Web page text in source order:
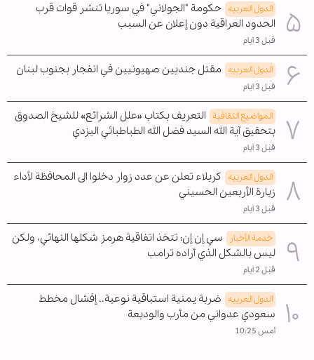
الدول العربیه حكومة "الجولاني" في سوريا تنشر قوات قرب
الحدود العراقية دون إعلان عن السبب
قبل 3 ايام
الدول العربیه مقتل جنديين صهيونيين في انفجار بجنوب لبنان
قبل 3 ايام
المواضیع الثقافية التعريف بكتاب «علل الشرائع» للشيخ الصدوق
بتحقيق آية الله السيد فضل الله الطباطبائي اليزدي
قبل 3 ايام
الدول العربیه كربلاء تعلن عن عدد زوار دخلوا الى المحافظة لأداء
زيارة الأربعين الحسيني
قبل 3 ايام
خدمة الأخبار
سي إن إن: تتخذ اتفاقية هرمز شكلها النهائي، ولكن
ليس بالشكل الذي أراده ترامب
قبل 2 ايام
الدول العربیه ضربة يمنية استباقية نوعية.. إفشال مخطط
سعودي عدواني من مأرب والوديعة
أمس 10:25